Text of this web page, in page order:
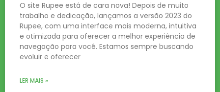
O site Rupee está de cara nova! Depois de muito
trabalho e dedicação, lançamos a versão 2023 do
Rupee, com uma interface mais moderna, intuitiva
e otimizada para oferecer a melhor experiência de
navegação para você. Estamos sempre buscando
evoluir e oferecer
LER MAIS »